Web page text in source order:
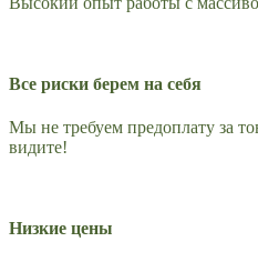
Все риски берем на себя
Мы не требуем предоплату за
видите!
Низкие цены